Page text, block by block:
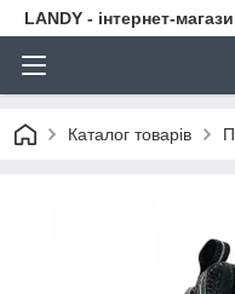
LANDY - інтернет-
Каталог товарів